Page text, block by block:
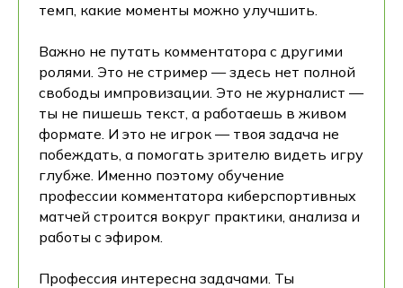
темп, какие моменты можно улучшить.
Важно не путать комментатора с другими
ролями. Это не стример — здесь нет полной
свободы импровизации. Это не журналист —
ты не пишешь текст, а работаешь в живом
формате. И это не игрок — твоя задача не
побеждать, а помогать зрителю видеть игру
глубже. Именно поэтому обучение
профессии комментатора киберспортивных
матчей строится вокруг практики, анализа и
работы с эфиром.
Профессия интересна задачами. Ты